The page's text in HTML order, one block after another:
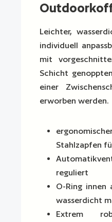
Leichter,
individuell
mit
Schicht
einer
erworben werden.
Stahlzapfen
reguliert
O-Ring innen
wasserdicht
Extrem